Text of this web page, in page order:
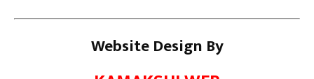
Website Design By